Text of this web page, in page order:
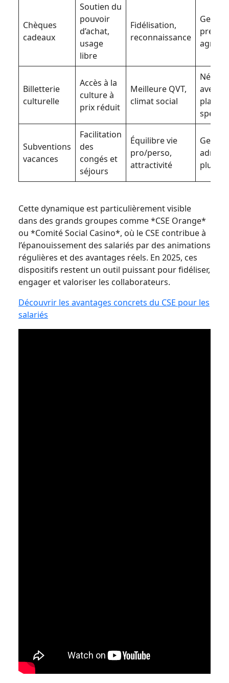
Chèques
cadeaux
Soutien du
pouvoir
d’achat,
usage
libre
Fidélisation,
reconnaissance
agréés
Billetterie
culturelle
Accès à la
culture à
prix réduit
Meilleure QVT,
climat social
avec
Subventions
vacances
Facilitation
des
congés et
séjours
Équilibre vie
pro/perso,
attractivité
plus
Cette dynamique est particulièrement visible
dans des grands groupes comme *CSE Orange*
ou *Comité Social Casino*, où le CSE contribue à
l’épanouissement des salariés par des animations
régulières et des avantages réels. En 2025, ces
dispositifs restent un outil puissant pour fidéliser,
engager et valoriser les collaborateurs.
Découvrir les avantages concrets du CSE pour les
salariés